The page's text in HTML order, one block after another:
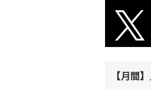
【月間